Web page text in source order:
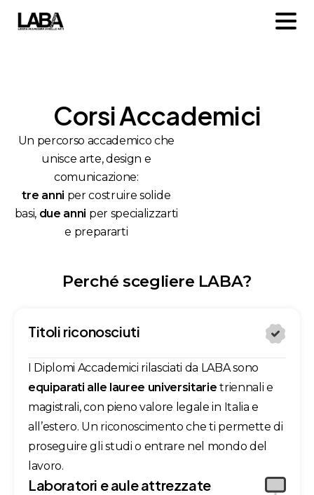
CorsiAccademici
Un percorso accademico che
unisce arte, design e
comunicazione:
tre anni per costruire solide
basi, due anni per specializzarti
e prepararti
Perché scegliere LABA?
Titoli riconosciuti
I Diplomi Accademici rilasciati da LABA sono
equiparati alle lauree universitarie triennali e
magistrali, con pieno valore legale in Italia e
all’estero. Un riconoscimento che ti permette di
proseguire gli studi o entrare nel mondo del
lavoro.
Laboratori e aule attrezzate